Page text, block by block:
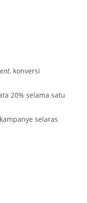
, konversi
20% selama satu
selaras